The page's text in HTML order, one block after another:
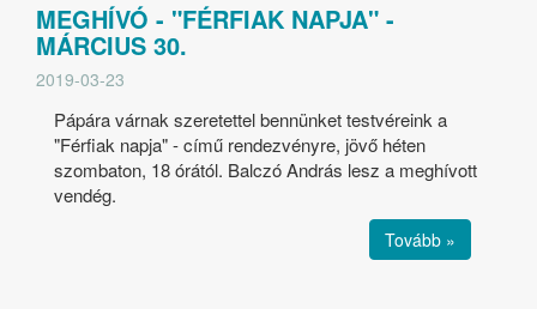
MEGHÍVÓ - "FÉRFIAK NAPJA" -
MÁRCIUS 30.
2019-03-23
Pápára várnak szeretettel bennünket testvéreink a
"Férfiak napja" - című rendezvényre, jövő héten
szombaton, 18 órától. Balczó András lesz a meghívott
vendég.
Tovább »